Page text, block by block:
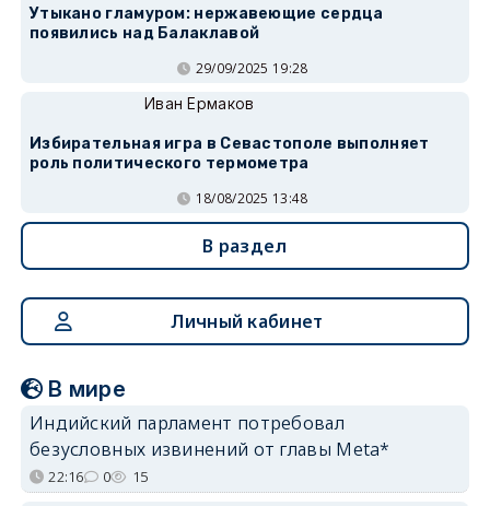
Утыкано гламуром: нержавеющие сердца
появились над Балаклавой
29/09/2025 19:28
Иван Ермаков
Избирательная игра в Севастополе выполняет
роль политического термометра
18/08/2025 13:48
В раздел
Личный кабинет
В мире
Индийский парламент потребовал
безусловных извинений от главы Meta*
22:16 0 15